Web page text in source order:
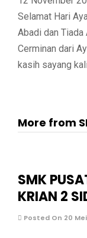
Selamat Hari
Abadi dan Tiada
Cerminan dari
kasih sayang
More from
SMK
KRIAN 2
Posted On 20